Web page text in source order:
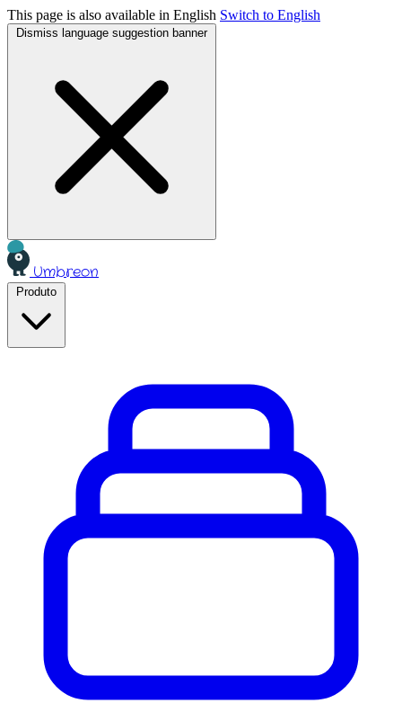
This page is also available in English Switch to English
Dismiss language suggestion banner
Umbreon